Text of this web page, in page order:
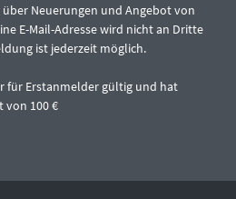
Neuerungen und Angebot von
E-Mail-Adresse wird nicht an Dritte
ist jederzeit möglich.
für Erstanmelder gültig und hat
von 100 €